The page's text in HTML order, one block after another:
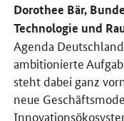
Dorothee Bär,
Technologie und
Agenda
ambitionierte
steht dabei ganz
neue